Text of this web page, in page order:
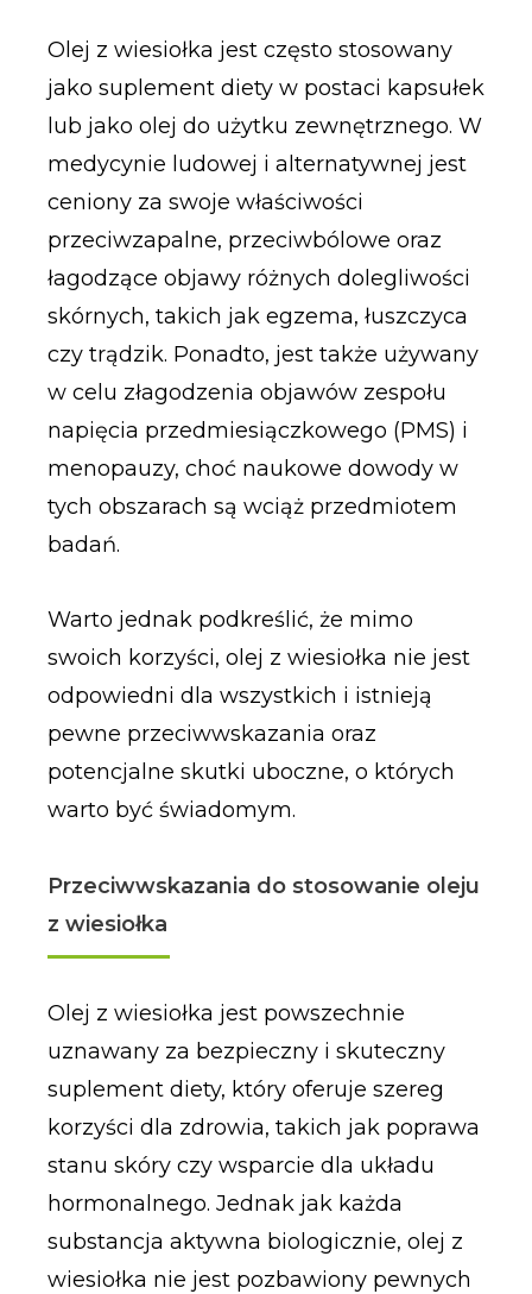
Olej z wiesiołka jest często stosowany
jako suplement diety w postaci kapsułek
lub jako olej do użytku zewnętrznego. W
medycynie ludowej i alternatywnej jest
ceniony za swoje właściwości
przeciwzapalne, przeciwbólowe oraz
łagodzące objawy różnych dolegliwości
skórnych, takich jak egzema, łuszczyca
czy trądzik. Ponadto, jest także używany
w celu złagodzenia objawów zespołu
napięcia przedmiesiączkowego (PMS) i
menopauzy, choć naukowe dowody w
tych obszarach są wciąż przedmiotem
badań.
Warto jednak podkreślić, że mimo
swoich korzyści, olej z wiesiołka nie jest
odpowiedni dla wszystkich i istnieją
pewne przeciwwskazania oraz
potencjalne skutki uboczne, o których
warto być świadomym.
Przeciwwskazania do stosowanie oleju
z wiesiołka
Olej z wiesiołka jest powszechnie
uznawany za bezpieczny i skuteczny
suplement diety, który oferuje szereg
korzyści dla zdrowia, takich jak poprawa
stanu skóry czy wsparcie dla układu
hormonalnego. Jednak jak każda
substancja aktywna biologicznie, olej z
wiesiołka nie jest pozbawiony pewnych